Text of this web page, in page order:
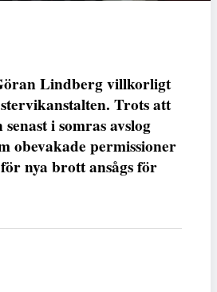
Lindberg villkorligt
Trots att
i somras avslog
obevakade permissioner
nya brott ansågs för